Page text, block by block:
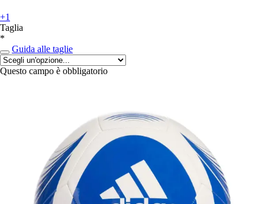
+1
Taglia
*
Guida alle taglie
Questo campo è obbligatorio